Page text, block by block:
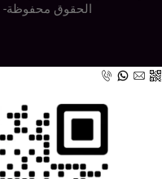
الحقوق محفوظة-